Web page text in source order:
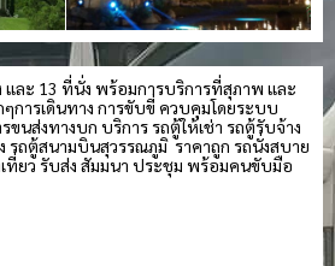
และ 13 ที่นั่ง พร้อมการบริการที่สุภาพ และ
การเดินทาง การขับขี่ ควบคุมโดยระบบ
ขนส่งทางบก บริการ รถตู้ให้เช่า รถตู้รับจ้าง
รถตู้สนามบินสุวรรณภูมิ ราคาถูก รถนั่งสบาย
ที่ยว รับส่ง สัมมนา ประชุม พร้อมคนขับมือ